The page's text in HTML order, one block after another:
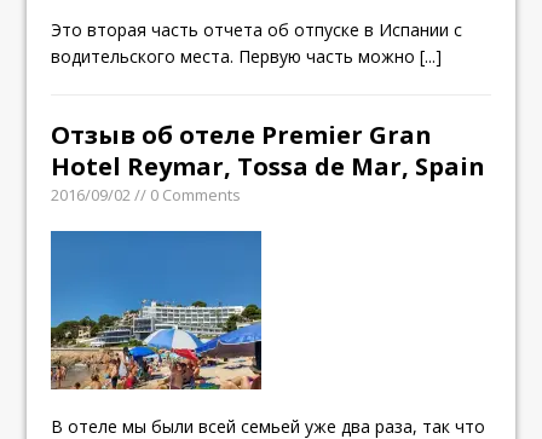
Это вторая часть отчета об отпуске в Испании с
водительского места. Первую часть можно[...]
Отзыв об отеле Premier Gran
Hotel Reymar, Tossa de Mar, Spain
2016/09/02 // 0 Comments
В отеле мы были всей семьей уже два раза, так что